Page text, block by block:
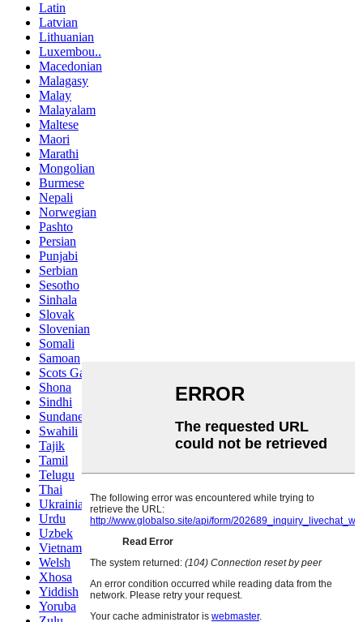
Latin
Latvian
Lithuanian
Luxembou..
Macedonian
Malagasy
Malay
Malayalam
Maltese
Maori
Marathi
Mongolian
Burmese
Nepali
Norwegian
Pashto
Persian
Punjabi
Serbian
Sesotho
Sinhala
Slovak
Slovenian
Somali
Samoan
Scots Gaelic
Shona
Sindhi
Sundanese
Swahili
Tajik
Tamil
Telugu
Thai
Ukrainian
Urdu
Uzbek
Vietnamese
Welsh
Xhosa
Yiddish
Yoruba